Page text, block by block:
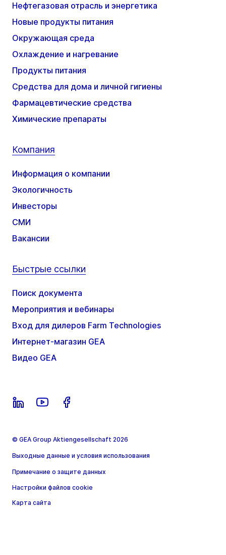
Нефтегазовая отрасль и энергетика
Новые продукты питания
Окружающая среда
Охлаждение и нагревание
Продукты питания
Средства для дома и личной гигиены
Фармацевтические средства
Химические препараты
Компания
Информация о компании
Экологичность
Инвесторы
СМИ
Вакансии
Быстрые ссылки
Поиск документа
Мероприятия и вебинары
Вход для дилеров Farm Technologies
Интернет-магазин GEA
Видео GEA
© GEA Group Aktiengesellschaft 2026
Выходные данные и условия использования
Примечание о защите данных
Настройки файлов cookie
Карта сайта